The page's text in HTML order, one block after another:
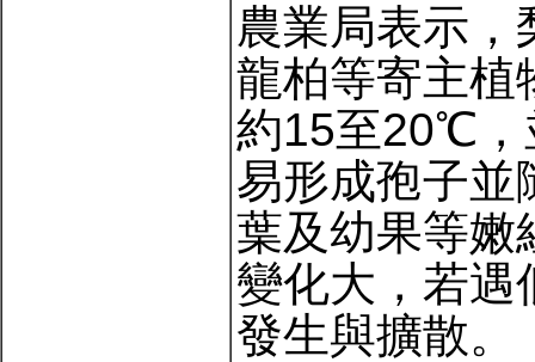
農業局表示，
龍柏等寄主植
約15至20℃，
易形成孢子並
葉及幼果等嫩
變化大，若遇
發生與擴散。